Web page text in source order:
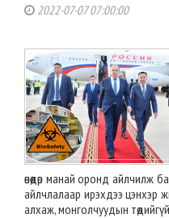
2022-07-07 07:00:00
өнөөдөр манай оронд
айлчлалаар ирэхдээ цэнхэр
алхаж, монголчуудын